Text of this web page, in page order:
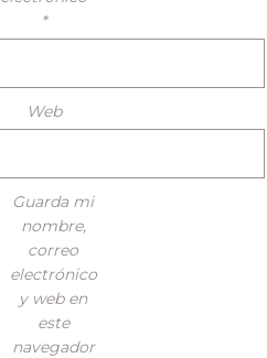
*
Web
Guarda mi
nombre,
correo
electrónico
y web en
este
navegador